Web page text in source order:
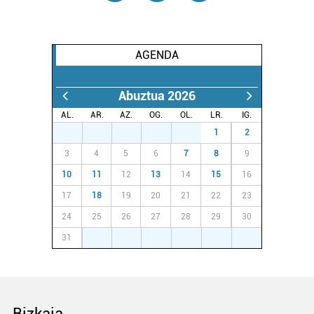
AGENDA
Abuztua 2026
AL. AR. AZ. OG. OL. LR.
IG.
1 2
3 4 5 6 7 8 9
10 11 12 13 14 15 16
17 18 19 20 21 22 23
24 25 26 27 28 29 30
31